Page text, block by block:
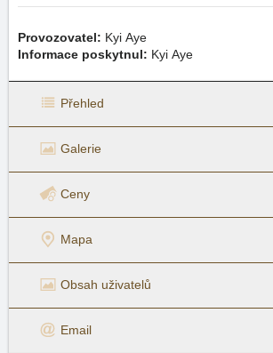
Provozovatel: Kyi Aye
Informace poskytnul: Kyi Aye
Přehled
Galerie
Ceny
Mapa
Obsah uživatelů
Email